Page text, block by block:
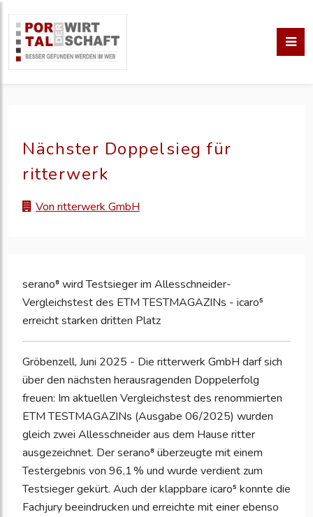
Nächster Doppelsieg für
ritterwerk
Von ritterwerk GmbH
serano⁸ wird Testsieger im Allesschneider-
Vergleichstest des ETM TESTMAGAZINs - icaro⁵
erreicht starken dritten Platz
Gröbenzell, Juni 2025 - Die ritterwerk GmbH darf sich
über den nächsten herausragenden Doppelerfolg
freuen: Im aktuellen Vergleichstest des renommierten
ETM TESTMAGAZINs (Ausgabe 06/2025) wurden
gleich zwei Allesschneider aus dem Hause ritter
ausgezeichnet. Der serano⁸ überzeugte mit einem
Testergebnis von 96,1 % und wurde verdient zum
Testsieger gekürt. Auch der klappbare icaro⁵ konnte die
Fachjury beeindrucken und erreichte mit einer ebenso